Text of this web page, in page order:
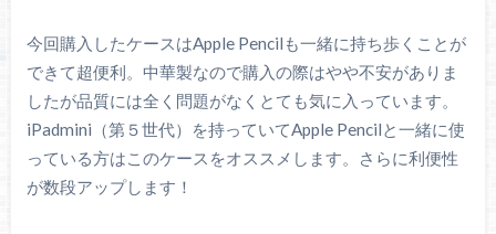
今回購入したケースはApple Pencilも一緒に持ち歩くことが
できて超便利。中華製なので購入の際はやや不安がありま
したが品質には全く問題がなくとても気に入っています。
iPadmini（第５世代）を持っていてApple Pencilと一緒に使
っている方はこのケースをオススメします。さらに利便性
が数段アップします！